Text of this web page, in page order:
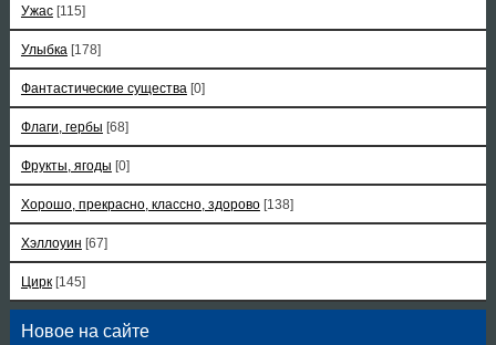
Ужас [115]
Улыбка [178]
Фантастические существа [0]
Флаги, гербы [68]
Фрукты, ягоды [0]
Хорошо, прекрасно, классно, здорово [138]
Хэллоуин [67]
Цирк [145]
Новое на сайте